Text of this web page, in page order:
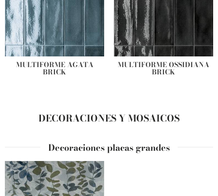
MULTIFORME AGATA
BRICK
MULTIFORME OSSIDIANA
BRICK
DECORACIONES Y MOSAICOS
Decoraciones placas grandes